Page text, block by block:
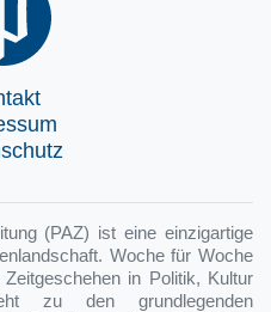
(PAZ) ist eine einzigartige
Woche für Woche
in Politik, Kultur
zu den grundlegenden